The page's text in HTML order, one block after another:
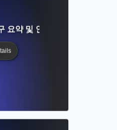
요약 및 인용 접근 이해하기